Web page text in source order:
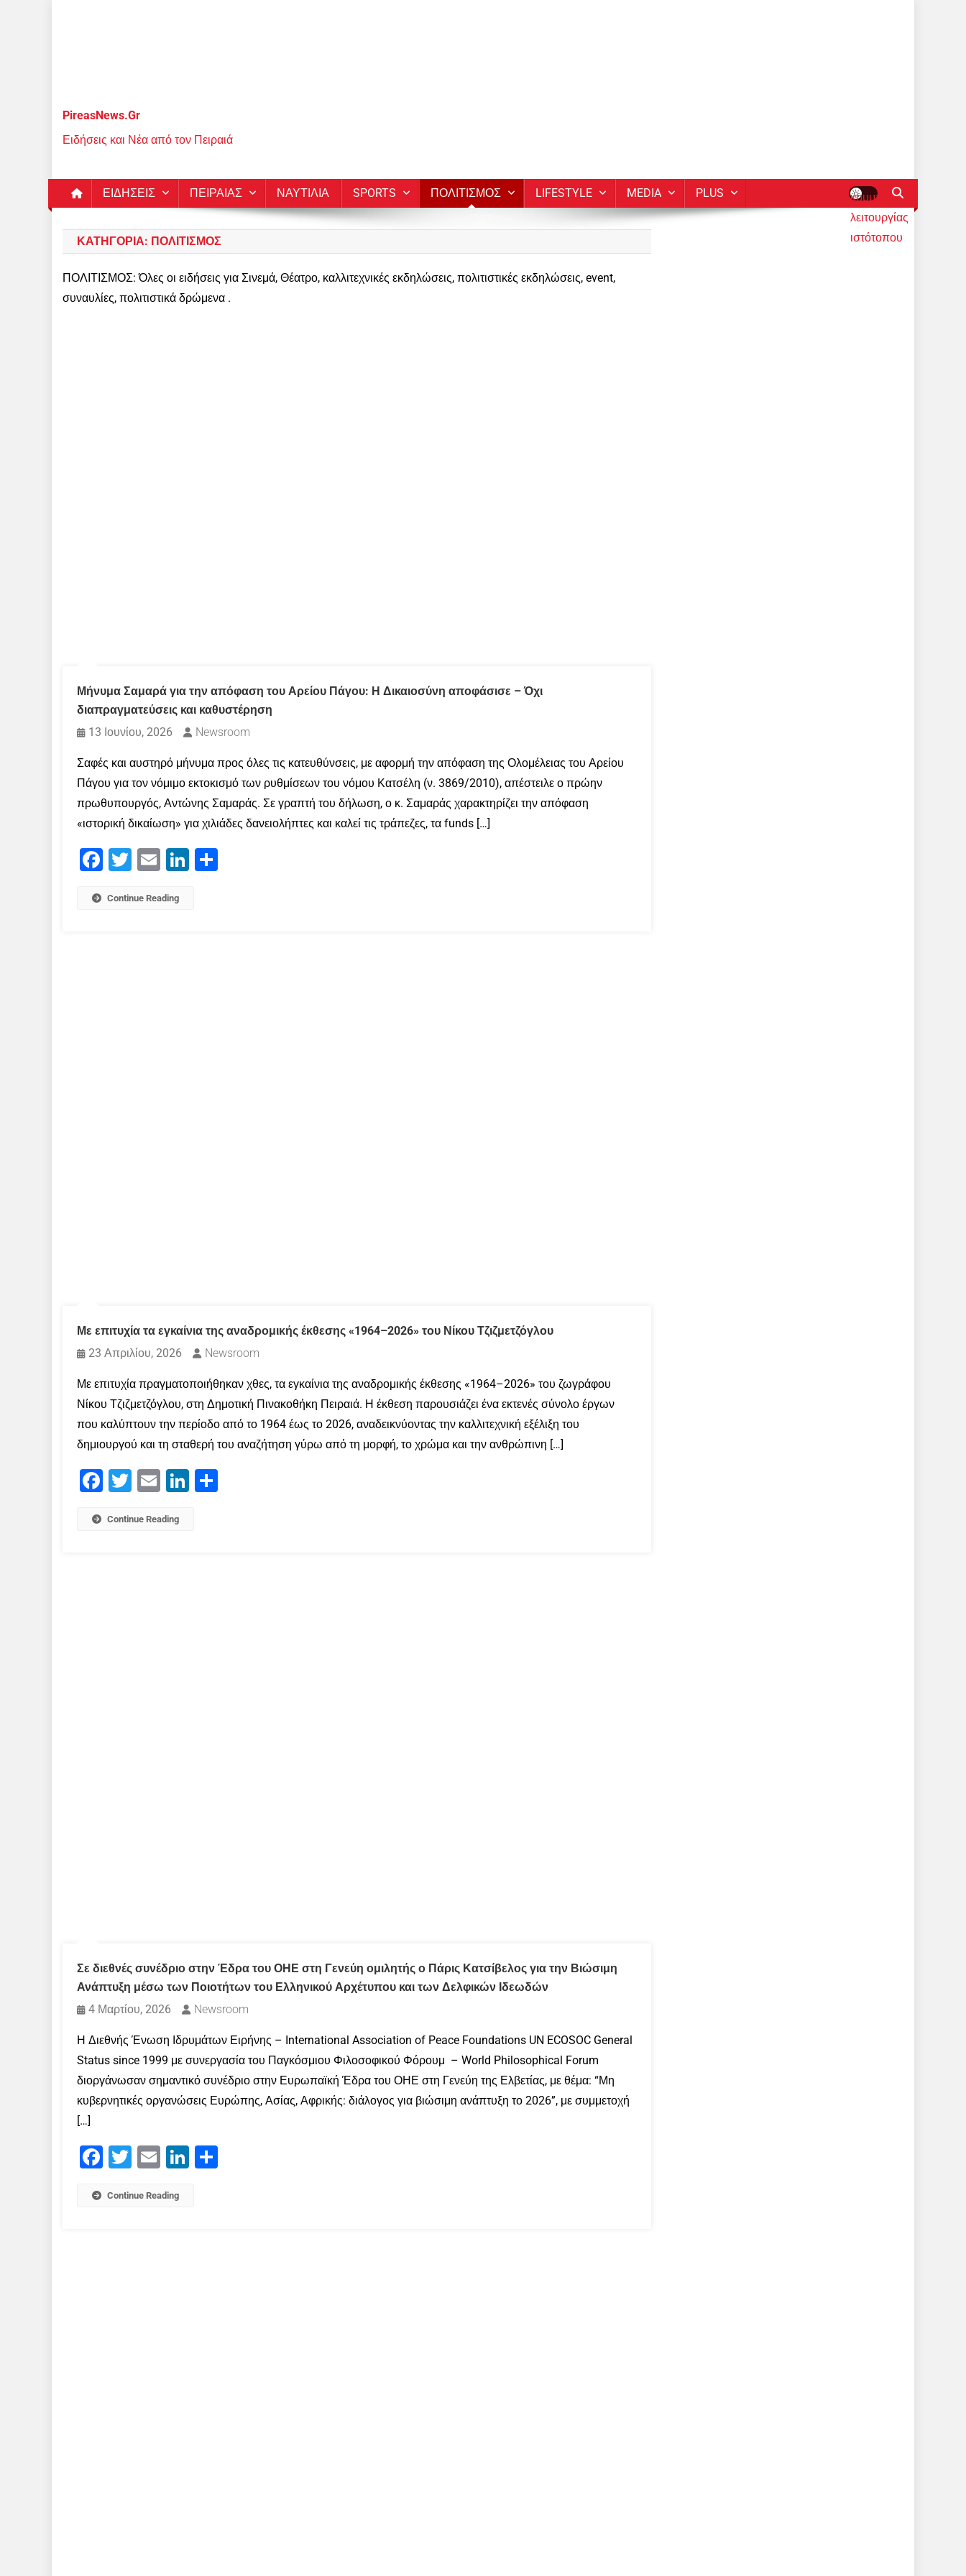
PireasNews.Gr
Ειδήσεις και Νέα από τον Πειραιά
ΕΙΔΗΣΕΙΣ ΠΕΙΡΑΙΑΣ ΝΑΥΤΙΛΙΑ SPORTS ΠΟΛΙΤΙΣΜΟΣ LIFESTYLE MEDIA PLUS
κουμπί
λειτουργίας
ιστότοπου
ΚΑΤΗΓΟΡΊΑ: ΠΟΛΙΤΙΣΜΟΣ
ΠΟΛΙΤΙΣΜΟΣ: Όλες οι ειδήσεις για Σινεμά, Θέατρο, καλλιτεχνικές εκδηλώσεις, πολιτιστικές εκδηλώσεις, event,
συναυλίες, πολιτιστικά δρώμενα .
Μήνυμα Σαμαρά για την απόφαση του Αρείου Πάγου: Η Δικαιοσύνη αποφάσισε – Όχι
διαπραγματεύσεις και καθυστέρηση
13 Ιουνίου, 2026
Newsroom
Σαφές και αυστηρό μήνυμα προς όλες τις κατευθύνσεις, με αφορμή την απόφαση της Ολομέλειας του Αρείου
Πάγου για τον νόμιμο εκτοκισμό των ρυθμίσεων του νόμου Κατσέλη (ν. 3869/2010), απέστειλε ο πρώην
πρωθυπουργός, Αντώνης Σαμαράς. Σε γραπτή του δήλωση, ο κ. Σαμαράς χαρακτηρίζει την απόφαση
«ιστορική δικαίωση» για χιλιάδες δανειολήπτες και καλεί τις τράπεζες, τα funds […]
Facebook
Twitter Email LinkedIn
Continue Reading
Με επιτυχία τα εγκαίνια της αναδρομικής έκθεσης «1964–2026» του Νίκου Τζιζμετζόγλου
23 Απριλίου, 2026
Newsroom
Με επιτυχία πραγματοποιήθηκαν χθες, τα εγκαίνια της αναδρομικής έκθεσης «1964–2026» του ζωγράφου
Νίκου Τζιζμετζόγλου, στη Δημοτική Πινακοθήκη Πειραιά. Η έκθεση παρουσιάζει ένα εκτενές σύνολο έργων
που καλύπτουν την περίοδο από το 1964 έως το 2026, αναδεικνύοντας την καλλιτεχνική εξέλιξη του
δημιουργού και τη σταθερή του αναζήτηση γύρω από τη μορφή, το χρώμα και την ανθρώπινη […]
Facebook
Twitter Email LinkedIn
Continue Reading
Σε διεθνές συνέδριο στην Έδρα του ΟΗΕ στη Γενεύη ομιλητής ο Πάρις Κατσίβελος για την Βιώσιμη
Ανάπτυξη μέσω των Ποιοτήτων του Ελληνικού Αρχέτυπου και των Δελφικών Ιδεωδών
4 Μαρτίου, 2026
Newsroom
Η Διεθνής Ένωση Ιδρυμάτων Ειρήνης – International Association of Peace Foundations UN ECOSOC General
Status since 1999 με συνεργασία του Παγκόσμιου Φιλοσοφικού Φόρουμ – World Philosophical Forum
διοργάνωσαν σημαντικό συνέδριο στην Ευρωπαϊκή Έδρα του ΟΗΕ στη Γενεύη της Ελβετίας, με θέμα: “Μη
κυβερνητικές οργανώσεις Ευρώπης, Ασίας, Αφρικής: διάλογος για βιώσιμη ανάπτυξη το 2026”, με συμμετοχή
[…]
Facebook
Twitter Email LinkedIn
Continue Reading